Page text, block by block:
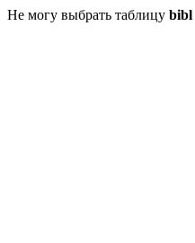
Не могу выбрать таблицу bibl